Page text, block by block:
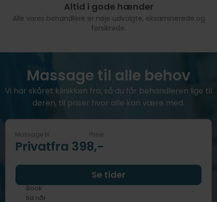
Altid i gode hænder
Alle vores behandlere er nøje udvalgte, eksaminerede og
forsikrede.
Massage til alle behov
Vi har skåret klinikken fra, så du får behandleren lige til
døren, til priser hvor alle kan være med.
Massage til
Privat
Priser
fra 398,-
Book
tid når
Se tider